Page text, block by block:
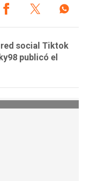
red social Tiktok
publicó el